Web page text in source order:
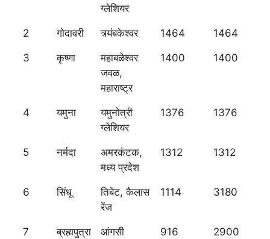
ग्लेशियर
2 गोदावरी त्र्यंबकेश्वर 1464 1464
3 कृष्णा
महाबळेश्वर
जवळ,
महाराष्ट्र
1400 1400
4 यमुना
यमुनोत्री
ग्लेशियर
1376 1376
5 नर्मदा
अमरकंटक,
मध्य प्रदेश
1312 1312
6 सिंधू
तिबेट, कैलास
रेंज
1114 3180
7 ब्रह्मपुत्रा
आंगसी
916 2900